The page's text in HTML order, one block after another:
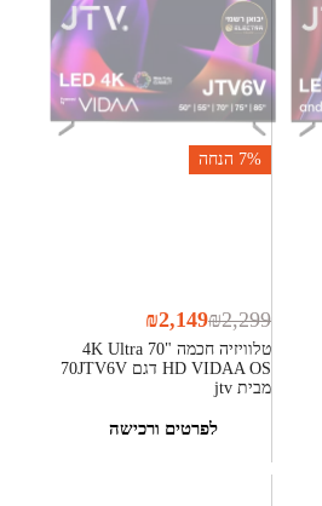
7% הנחה
טלוויזיה חכמה "70 4K Ultra
HD VIDAA OS דגם 70JTV6V
מבית jtv
₪2,299
₪2,149
לפרטים ורכישה